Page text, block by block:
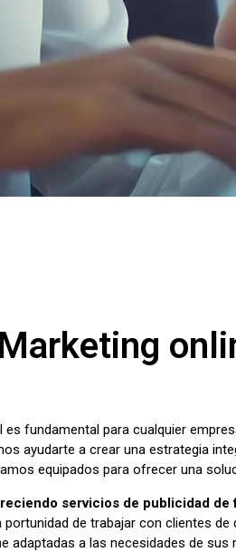
Marketing
es fundamental para cualquier
ayudarte a crear una estrategia
equipados para ofrecer una
servicios de publicidad de
de trabajar con clientes
adaptadas a las necesidades de